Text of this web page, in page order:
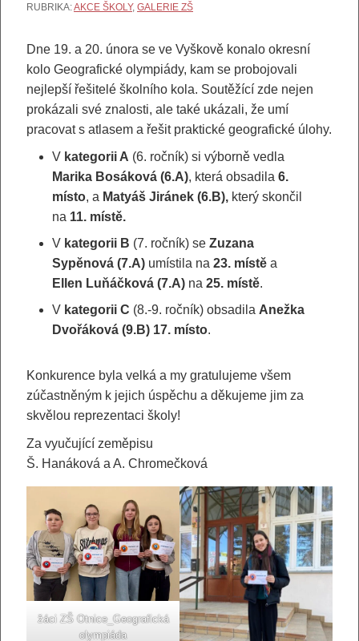
RUBRIKA:AKCE ŠKOLY, GALERIE ZŠ
Dne 19. a 20. února se ve Vyškově konalo okresní
kolo Geografické olympiády, kam se probojovali
nejlepší řešitelé školního kola. Soutěžící zde nejen
prokázali své znalosti, ale také ukázali, že umí
pracovat s atlasem a řešit praktické geografické úlohy.
V kategorii A (6. ročník) si výborně vedla
Marika Bosáková (6.A), která obsadila 6.
místo, a Matyáš Jiránek (6.B), který skončil
na 11. místě.
V kategorii B (7. ročník) se Zuzana
Sypěnová (7.A) umístila na 23. místě a
Ellen Luňáčková (7.A) na 25. místě.
V kategorii C (8.-9. ročník) obsadila Anežka
Dvořáková (9.B) 17. místo.
Konkurence byla velká a my gratulujeme všem
zúčastněným k jejich úspěchu a děkujeme jim za
skvělou reprezentaci školy!
Za vyučující zeměpisu
Š. Hanáková a A. Chromečková
žáci ZŠ Otnice_Geografická
olympiáda